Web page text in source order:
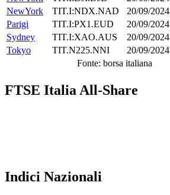
NewYork
TIT.I:NDX.NAD 20/09/2024
Parigi
TIT.I:PX1.EUD 20/09/2024
Sydney
TIT.I:XAO.AUS 20/09/2024
Tokyo
TIT.N225.NNI 20/09/2024
Fonte: borsa italiana
FTSE Italia All-Share
Indici Nazionali